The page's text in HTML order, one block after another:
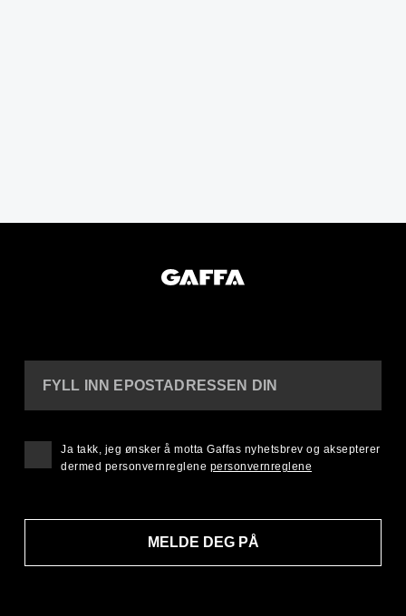
FYLL INN EPOSTADRESSEN DIN
MELDE DEG PÅ
Ja takk, jeg ønsker å motta Gaffas nyhetsbrev og aksepterer
dermed personvernreglene personvernreglene